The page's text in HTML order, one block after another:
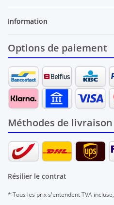
Information
Options de paiement
Méthodes de livraison
Résilier le contrat
* Tous les prix s'entendent TVA incluse,